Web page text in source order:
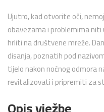
Ujutro, kad otvorite oči,
obavezama i problemima
hrliti na društvene mreže.
disanja, poznatih pod
tijelo nakon noćnog odmora
revitalizovati i pripremiti za